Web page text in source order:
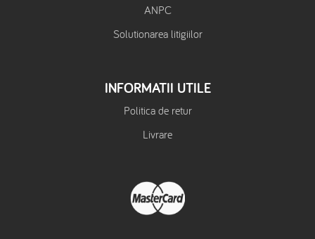
ANPC
Solutionarea litigiilor
INFORMATII UTILE
Politica de retur
Livrare